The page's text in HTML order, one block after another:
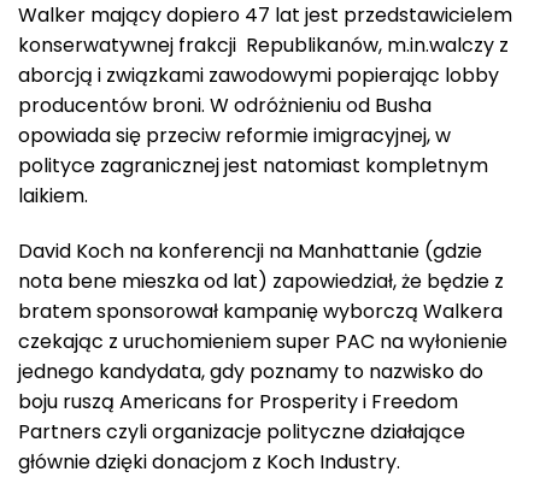
Walker mający dopiero 47 lat jest przedstawicielem
konserwatywnej frakcji Republikanów, m.in.walczy z
aborcją i związkami zawodowymi popierając lobby
producentów broni. W odróżnieniu od Busha
opowiada się przeciw reformie imigracyjnej, w
polityce zagranicznej jest natomiast kompletnym
laikiem.
David Koch na konferencji na Manhattanie (gdzie
nota bene mieszka od lat) zapowiedział, że będzie z
bratem sponsorował kampanię wyborczą Walkera
czekając z uruchomieniem super PAC na wyłonienie
jednego kandydata, gdy poznamy to nazwisko do
boju ruszą Americans for Prosperity i Freedom
Partners czyli organizacje polityczne działające
głównie dzięki donacjom z Koch Industry.